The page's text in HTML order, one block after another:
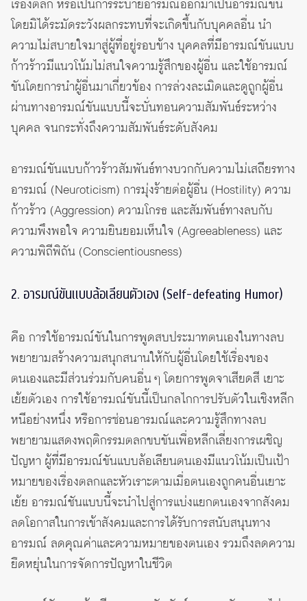
เรื่องตลก หรือเป็นการระบายอารมณ์ออกมาเป็นอารมณ์ขัน
โดยมิได้ระมัดระวังผลกระทบที่จะเกิดขึ้นกับบุคคลอื่น นำ
ความไม่สบายใจมาสู่ผู้ที่อยู่รอบข้าง บุคคลที่มีอารมณ์ขันแบบ
ก้าวร้าวมีแนวโน้มไม่สนใจความรู้สึกของผู้อื่น และใช้อารมณ์
ขันโดยการนำผู้อื่นมาเกี่ยวข้อง การล่วงละเมิดและดูถูกผู้อื่น
ผ่านทางอารมณ์ขันแบบนี้จะบั่นทอนความสัมพันธ์ระหว่าง
บุคคล จนกระทั่งถึงความสัมพันธ์ระดับสังคม
อารมณ์ขันแบบก้าวร้าวสัมพันธ์ทางบวกกับความไม่เสถียรทาง
อารมณ์ (Neuroticism) การมุ่งร้ายต่อผู้อื่น (Hostility) ความ
ก้าวร้าว (Aggression) ความโกรธ และสัมพันธ์ทางลบกับ
ความพึงพอใจ ความยินยอมเห็นใจ (Agreeableness) และ
ความพิถีพิถัน (Conscientiousness)
2. อารมณ์ขันแบบล้อเลียนตัวเอง (Self-defeating Humor)
คือ การใช้อารมณ์ขันในการพูดสบประมาทตนเองในทางลบ
พยายามสร้างความสนุกสนานให้กับผู้อื่นโดยใช้เรื่องของ
ตนเองและมีส่วนร่วมกับคนอื่น ๆ โดยการพูดจาเสียดสี เยาะ
เย้ยตัวเอง การใช้อารมณ์ขันนี้เป็นกลไกการปรับตัวในเชิงหลีก
หนีอย่างหนึ่ง หรือการซ่อนอารมณ์และความรู้สึกทางลบ
พยายามแสดงพฤติกรรมตลกขบขันเพื่อหลีกเลี่ยงการเผชิญ
ปัญหา ผู้ที่มีอารมณ์ขันแบบล้อเลียนตนเองมีแนวโน้มเป็นเป้า
หมายของเรื่องตลกและหัวเราะตามเมื่อตนเองถูกคนอื่นเยาะ
เย้ย อารมณ์ชันแบบนี้จะนำไปสู่การแบ่งแยกตนเองจากสังคม
ลดโอกาสในการเข้าสังคมและการได้รับการสนับสนุนทาง
อารมณ์ ลดคุณค่าและความหมายของตนเอง รวมถึงลดความ
ยืดหยุ่นในการจัดการปัญหาในชีวิต